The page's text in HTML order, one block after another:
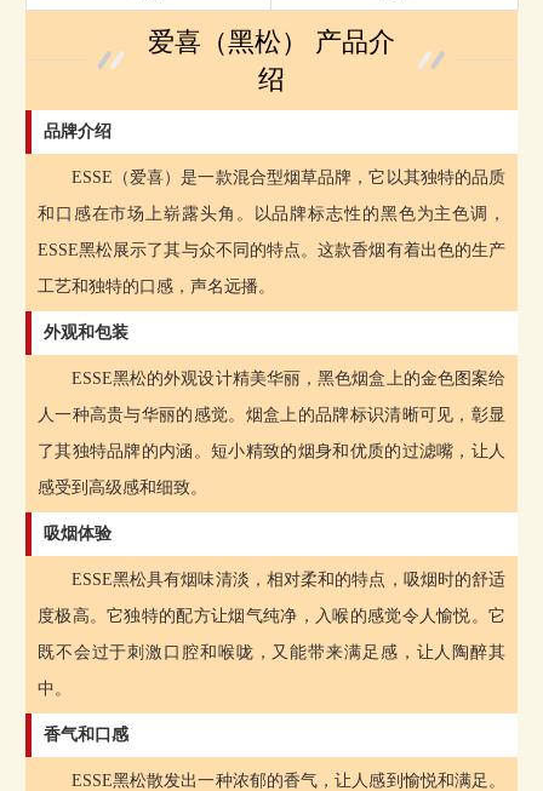
爱喜（黑松） 产品介
绍
品牌介绍
ESSE（爱喜）是一款混合型烟草品牌，它以其独特的品质
和口感在市场上崭露头角。以品牌标志性的黑色为主色调，
ESSE黑松展示了其与众不同的特点。这款香烟有着出色的生产
工艺和独特的口感，声名远播。
外观和包装
ESSE黑松的外观设计精美华丽，黑色烟盒上的金色图案给
人一种高贵与华丽的感觉。烟盒上的品牌标识清晰可见，彰显
了其独特品牌的内涵。短小精致的烟身和优质的过滤嘴，让人
感受到高级感和细致。
吸烟体验
ESSE黑松具有烟味清淡，相对柔和的特点，吸烟时的舒适
度极高。它独特的配方让烟气纯净，入喉的感觉令人愉悦。它
既不会过于刺激口腔和喉咙，又能带来满足感，让人陶醉其
中。
香气和口感
ESSE黑松散发出一种浓郁的香气，让人感到愉悦和满足。